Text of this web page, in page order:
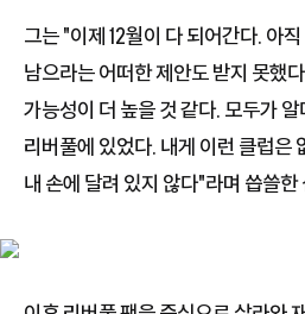
그는 "이제 12월이 다 되어간다. 아
남으라는 어떠한 제안도 받지 못했
가능성이 더 높을 것 같다. 모두가
리버풀에 있었다. 내게 이런 클럽은
내 손에 달려 있지 않다"라며 씁쓸한